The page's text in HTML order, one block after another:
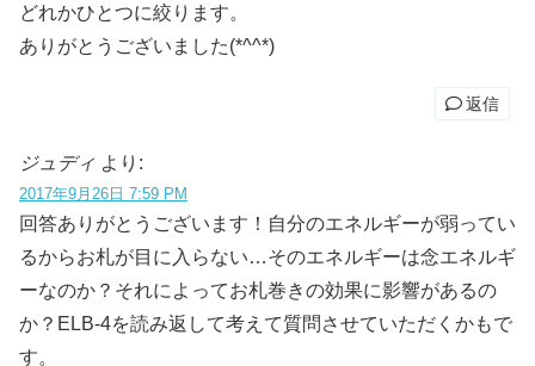
どれかひとつに絞ります。
ありがとうございました(*^^*)
返信
ジュディ より:
2017年9月26日 7:59 PM
回答ありがとうございます！自分のエネルギーが弱ってい
るからお札が目に入らない…そのエネルギーは念エネルギ
ーなのか？それによってお札巻きの効果に影響があるの
か？ELB-4を読み返して考えて質問させていただくかもで
す。